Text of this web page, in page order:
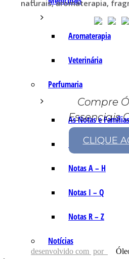
Aromaterapia
Veterinária
Perfumaria
As Notas e
Marketing Olfativo
Notas A – H
Notas I – Q
Notas R – Z
Notícias
naturais, aromaterapia,
Compre
Essenciais
CLIQUE
desenvolvido com por